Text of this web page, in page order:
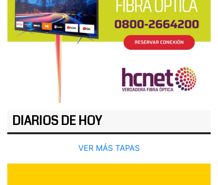
DIARIOS DE HOY
VER MÁS TAPAS